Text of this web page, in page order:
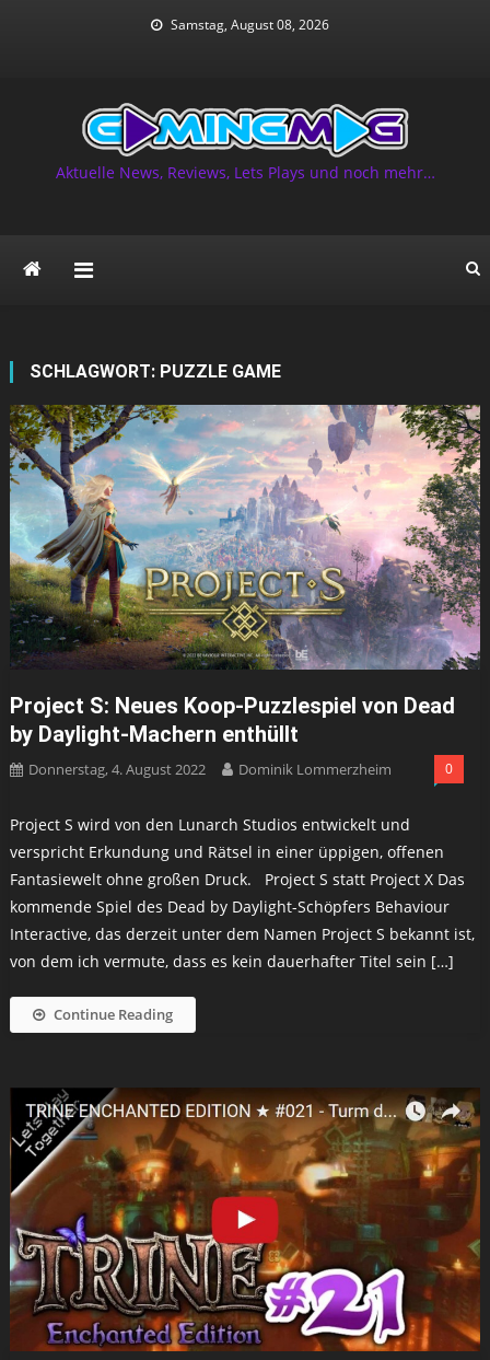
Samstag, August 08, 2026
Aktuelle News, Reviews, Lets Plays und noch mehr…
SCHLAGWORT: PUZZLE GAME
Project S: Neues Koop-Puzzlespiel von Dead
by Daylight-Machern enthüllt
Donnerstag, 4. August 2022 Dominik Lommerzheim 0
Project S wird von den Lunarch Studios entwickelt und
verspricht Erkundung und Rätsel in einer üppigen, offenen
Fantasiewelt ohne großen Druck. Project S statt Project X Das
kommende Spiel des Dead by Daylight-Schöpfers Behaviour
Interactive, das derzeit unter dem Namen Project S bekannt ist,
von dem ich vermute, dass es kein dauerhafter Titel sein […]
Continue Reading